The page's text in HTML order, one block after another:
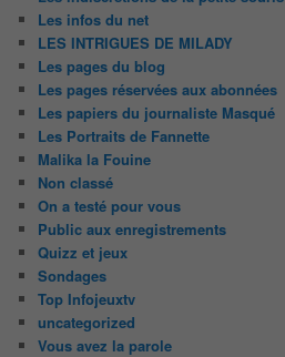
Les infos du net
LES INTRIGUES DE MILADY
Les pages du blog
Les pages réservées aux abonnées
Les papiers du journaliste Masqué
Les Portraits de Fannette
Malika la Fouine
Non classé
On a testé pour vous
Public aux enregistrements
Quizz et jeux
Sondages
Top Infojeuxtv
uncategorized
Vous avez la parole